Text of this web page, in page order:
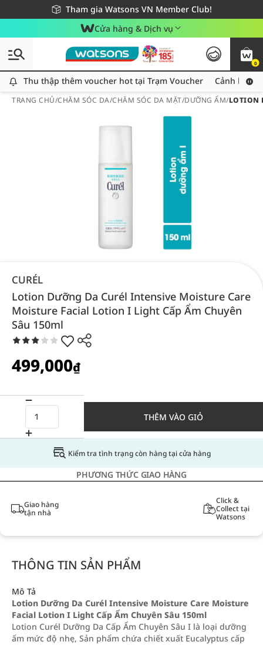
Tham gia Watsons VN Member Club!
Miễn phí giao hàng cho đơn hàng từ 249,000Đ
Giao hàng nhanh 24h - Áp dụng khu vực TP. Hồ Chí Minh
Cửa hàng & Dịch vụ
0
Thu thập thêm voucher hot tại Trạm Voucher
Thu thập thêm voucher hot tại Trạm Voucher Cảnh báo
TRANG CHỦ/CHĂM SÓC DA/CHĂM SÓC DA MẶT/DƯỠNG ẨM/LOTION
CURÉL
Lotion Dưỡng Da Curél Intensive Moisture Care
Moisture Facial Lotion I Light Cấp Ẩm Chuyên
Sâu 150ml
499,000₫
THÊM VÀO GIỎ
Kiểm tra tình trạng còn hàng tại cửa hàng
PHƯƠNG THỨC GIAO HÀNG
Giao hàng
tận nhà
Click &
Collect tại
Watsons
THÔNG TIN SẢN PHẨM
Mô Tả
Lotion Dưỡng Da Curél Intensive Moisture Care Moisture
Facial Lotion I Light Cấp Ẩm Chuyên Sâu 150ml
Lotion Curél Dưỡng Da Cấp Ẩm Chuyên Sâu I là loại dưỡng
ẩm mức độ nhẹ, Sản phẩm chứa chiết xuất Eucalyptus cấp